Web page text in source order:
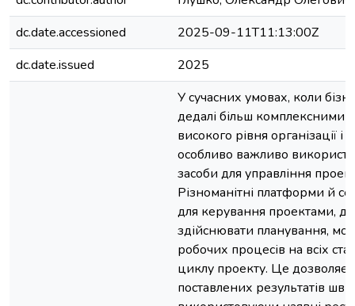
dc.date.accessioned
2025-09-11T11:13:00Z
dc.date.issued
2025
У сучасних умовах, коли
дедалі більш комплексними
високого рівня організації і
особливо важливо
засоби для управління
Різноманітні платформи й
для керування проектами,
здійснювати планування,
робочих процесів на всіх
циклу проекту. Це дозволяє
поставлених результатів